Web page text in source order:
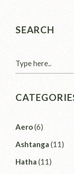
SEARCH
Aero(6)
Ashtanga (11)
Hatha (11)